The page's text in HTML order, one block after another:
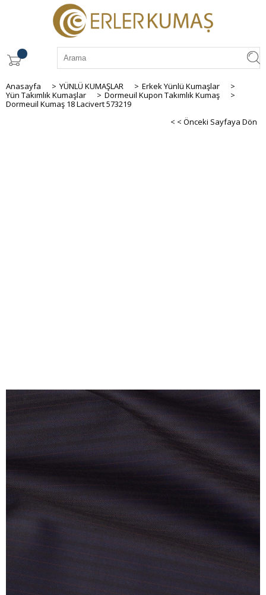
Anasayfa > YÜNLÜ KUMAŞLAR > Erkek Yünlü Kumaşlar
>
Yün Takımlık Kumaşlar
> Dormeuil Kupon Takımlık Kumaş
>
Dormeuil Kumaş 18 Lacivert 573219
< < Önceki Sayfaya Dön